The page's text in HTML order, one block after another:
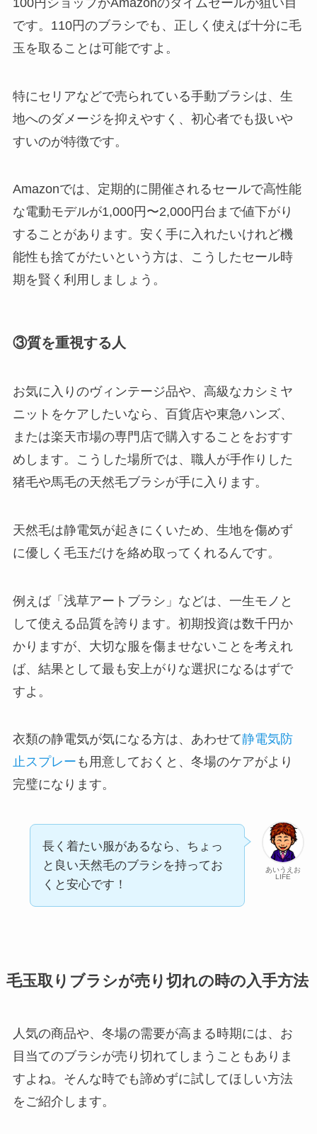
です。110円のブラシでも、正しく使えば十分に毛
玉を取ることは可能ですよ。
特にセリアなどで売られている手動ブラシは、生
地へのダメージを抑えやすく、初心者でも扱いや
すいのが特徴です。
Amazonでは、定期的に開催されるセールで高性能
な電動モデルが1,000円〜2,000円台まで値下がり
することがあります。安く手に入れたいけれど機
能性も捨てがたいという方は、こうしたセール時
期を賢く利用しましょう。
③質を重視する人
お気に入りのヴィンテージ品や、高級なカシミヤ
ニットをケアしたいなら、百貨店や東急ハンズ、
または楽天市場の専門店で購入することをおすす
めします。こうした場所では、職人が手作りした
猪毛や馬毛の天然毛ブラシが手に入ります。
天然毛は静電気が起きにくいため、生地を傷めず
に優しく毛玉だけを絡め取ってくれるんです。
例えば「浅草アートブラシ」などは、一生モノと
して使える品質を誇ります。初期投資は数千円か
かりますが、大切な服を傷ませないことを考えれ
ば、結果として最も安上がりな選択になるはずで
すよ。
衣類の静電気が気になる方は、あわせて静電気防
止スプレー も用意しておくと、冬場のケアがより
完璧になります。
あいうえお
LIFE
長く着たい服があるなら、ちょっ
と良い天然毛のブラシを持ってお
くと安心です！
毛玉取りブラシが売り切れの時の入手方法
人気の商品や、冬場の需要が高まる時期には、お
目当てのブラシが売り切れてしまうこともありま
すよね。そんな時でも諦めずに試してほしい方法
をご紹介します。